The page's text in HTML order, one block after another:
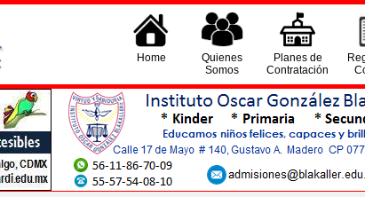
Home
Quienes
Somos
Planes de
Contratación